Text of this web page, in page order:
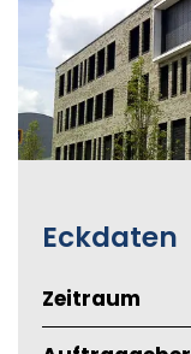
Eckdaten
Zeitraum